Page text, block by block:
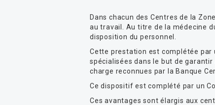
Dans chacun des Centres de la
au travail. Au titre de la médecine
disposition du personnel.
Cette prestation est complétée par
spécialisées dans le but de
charge reconnues par la Banque
Ce dispositif est complété par un
Ces avantages sont élargis aux